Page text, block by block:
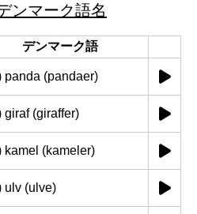
ンマーク語名
デンマーク語
panda (pandaer)
giraf (giraffer)
kamel (kameler)
ulv (ulve)